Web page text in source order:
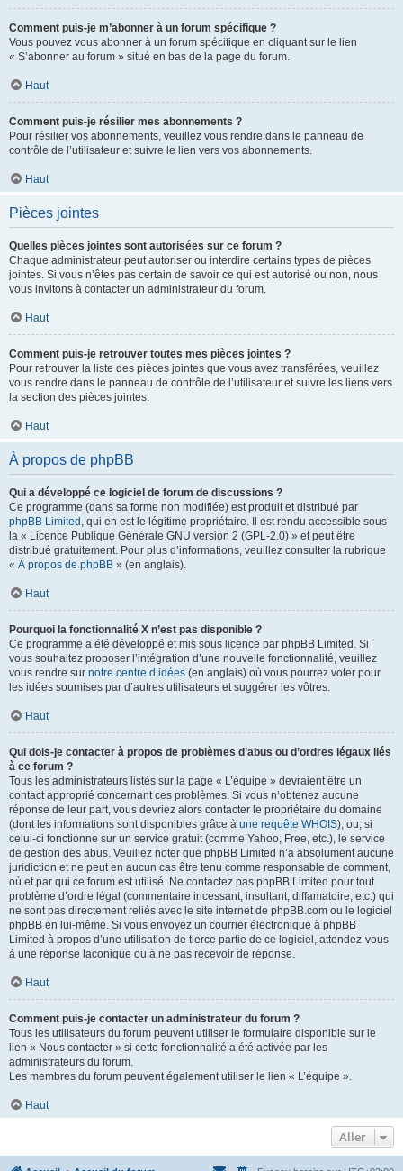
Comment puis-je m’abonner à un forum spécifique ?
Vous pouvez vous abonner à un forum spécifique en cliquant sur le lien
« S’abonner au forum » situé en bas de la page du forum.
Haut
Comment puis-je résilier mes abonnements ?
Pour résilier vos abonnements, veuillez vous rendre dans le panneau de
contrôle de l’utilisateur et suivre le lien vers vos abonnements.
Haut
Pièces jointes
Quelles pièces jointes sont autorisées sur ce forum ?
Chaque administrateur peut autoriser ou interdire certains types de pièces
jointes. Si vous n’êtes pas certain de savoir ce qui est autorisé ou non, nous
vous invitons à contacter un administrateur du forum.
Haut
Comment puis-je retrouver toutes mes pièces jointes ?
Pour retrouver la liste des pièces jointes que vous avez transférées, veuillez
vous rendre dans le panneau de contrôle de l’utilisateur et suivre les liens vers
la section des pièces jointes.
Haut
À propos de phpBB
Qui a développé ce logiciel de forum de discussions ?
Ce programme (dans sa forme non modifiée) est produit et distribué par
phpBB Limited , qui en est le légitime propriétaire. Il est rendu accessible sous
la « Licence Publique Générale GNU version 2 (GPL-2.0) » et peut être
distribué gratuitement. Pour plus d’informations, veuillez consulter la rubrique
« À propos de phpBB » (en anglais).
Haut
Pourquoi la fonctionnalité X n’est pas disponible ?
Ce programme a été développé et mis sous licence par phpBB Limited. Si
vous souhaitez proposer l’intégration d’une nouvelle fonctionnalité, veuillez
vous rendre sur notre centre d’idées (en anglais) où vous pourrez voter pour
les idées soumises par d’autres utilisateurs et suggérer les vôtres.
Haut
Qui dois-je contacter à propos de problèmes d’abus ou d’ordres légaux liés
à ce forum ?
Tous les administrateurs listés sur la page « L’équipe » devraient être un
contact approprié concernant ces problèmes. Si vous n’obtenez aucune
réponse de leur part, vous devriez alors contacter le propriétaire du domaine
(dont les informations sont disponibles grâce à une requête WHOIS), ou, si
celui-ci fonctionne sur un service gratuit (comme Yahoo, Free, etc.), le service
de gestion des abus. Veuillez noter que phpBB Limited n’a absolument aucune
juridiction et ne peut en aucun cas être tenu comme responsable de comment,
où et par qui ce forum est utilisé. Ne contactez pas phpBB Limited pour tout
problème d’ordre légal (commentaire incessant, insultant, diffamatoire, etc.) qui
ne sont pas directement reliés avec le site internet de phpBB.com ou le logiciel
phpBB en lui-même. Si vous envoyez un courrier électronique à phpBB
Limited à propos d’une utilisation de tierce partie de ce logiciel, attendez-vous
à une réponse laconique ou à ne pas recevoir de réponse.
Haut
Comment puis-je contacter un administrateur du forum ?
Tous les utilisateurs du forum peuvent utiliser le formulaire disponible sur le
lien « Nous contacter » si cette fonctionnalité a été activée par les
administrateurs du forum.
Les membres du forum peuvent également utiliser le lien « L’équipe ».
Haut
Aller